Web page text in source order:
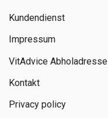
Kundendienst
Impressum
VitAdvice Abholadresse
Kontakt
Privacy policy